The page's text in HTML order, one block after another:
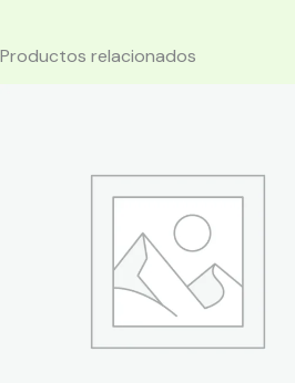
Productos relacionados